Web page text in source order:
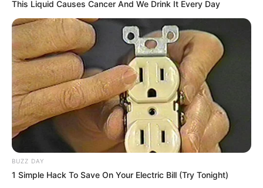
This Liquid Causes Cancer And We Drink It Every Day
BUZZ DAY
1 Simple Hack To Save On Your Electric Bill (Try Tonight)